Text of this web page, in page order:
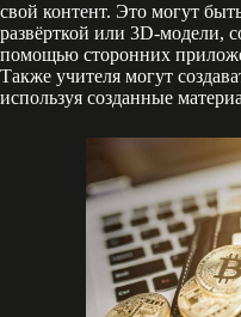
свой контент. Это могут
развёрткой или 3D-модели,
помощью сторонних
Также учителя могут
используя созданные